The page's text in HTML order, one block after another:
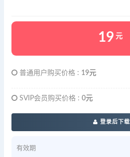
19 元
普通用户购买价格 : 19元
SVIP会员购买价格 : 0元
登录后下载
有效期